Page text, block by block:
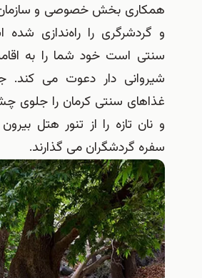
همکاری بخش خصوصی و
و گردشرگری را راه‌ندازی
سنتی است خود شما را به
شیروانی دار دعوت می کند.
غذاهای سنتی کرمان را جلوی
و نان تازه را از تنور هتل
سفره گردشگران می گذارند.